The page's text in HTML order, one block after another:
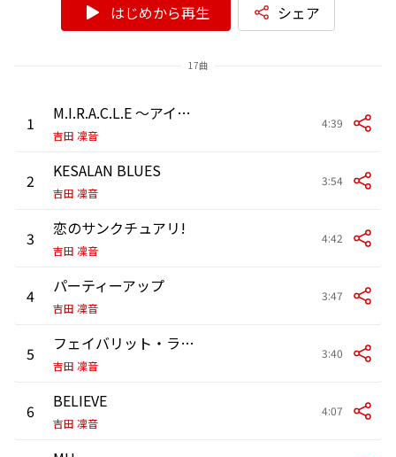
はじめから再生 シェア
17曲
1 M.I.R.A.C.L.E 〜アイシタイキミガクル〜
吉田 凜音
4:39
2 KESALAN BLUES
吉田 凜音
3:54
3 恋のサンクチュアリ!
吉田 凜音
4:42
4 パーティーアップ
吉田 凜音
3:47
5 フェイバリット・ランド
吉田 凜音
3:40
6 BELIEVE
吉田 凜音
4:07